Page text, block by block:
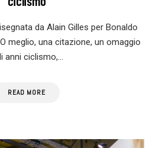
da Alain Gilles per Bonaldo
meglio, una citazione, un omaggio
anni ciclismo,…
READ MORE